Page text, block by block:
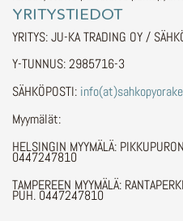
YRITYSTIEDOT
YRITYS: JU-KA TRADING OY /
Y-TUNNUS: 2985716-3
SÄHKÖPOSTI:
Myymälät:
HELSINGIN MYYMÄLÄ:
0447247810
TAMPEREEN MYYMÄLÄ:
PUH. 0447247810